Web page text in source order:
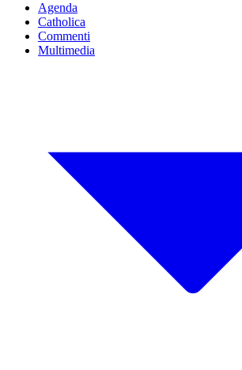
Agenda
Catholica
Commenti
Multimedia